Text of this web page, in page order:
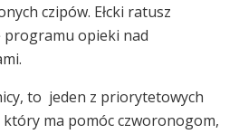
czipów. Ełcki ratusz
programu opieki nad
to jeden z priorytetowych
ma pomóc czworonogom,